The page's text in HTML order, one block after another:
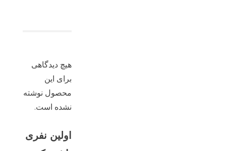
هیچ دیدگاهی
برای این
محصول نوشته
نشده است.
اولین نفری